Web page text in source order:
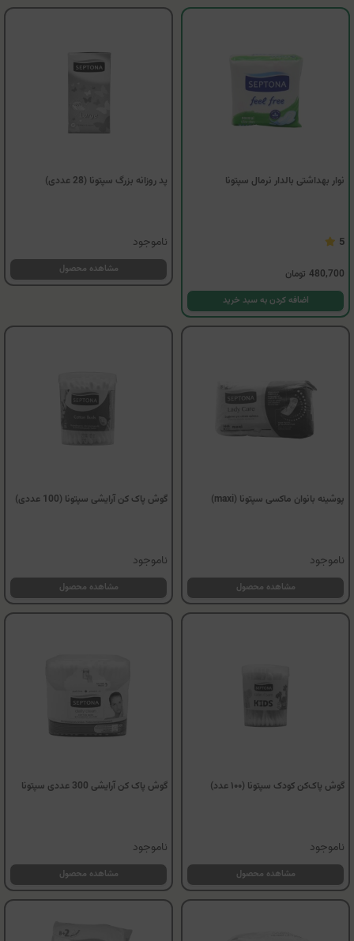
نوار بهداشتی بالدار نرمال سپتونا
5
480,700 تومان
اضافه کردن به سبد خرید
پد روزانه بزرگ سپتونا (28 عددی)
ناموجود
مشاهده محصول
پوشینه بانوان ماکسی سپتونا (maxi)
ناموجود
مشاهده محصول
گوش پاک کن آرایشی سپتونا (100 عددی)
ناموجود
مشاهده محصول
گوش پاک‌کن کودک سپتونا (۱۰۰ عدد)
ناموجود
مشاهده محصول
گوش پاک کن آرایشی 300 عددی سپتونا
ناموجود
مشاهده محصول